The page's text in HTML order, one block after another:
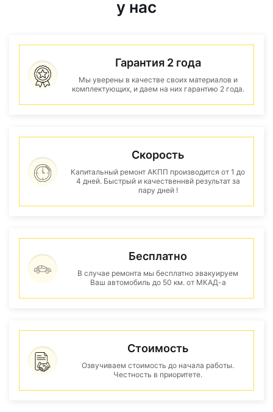
у нас
Гарантия 2 года
Мы уверены в качестве своих материалов и
комплектующих, и даем на них гарантию 2 года.
Скорость
Капитальный ремонт АКПП производится от 1 до
4 дней. Быстрый и качественнвй результат за
пару дней !
Бесплатно
В случае ремонта мы бесплатно эвакуируем
Ваш автомобиль до 50 км. от МКАД-а
Стоимость
Озвучиваем стоимость до начала работы.
Честность в приоритете.